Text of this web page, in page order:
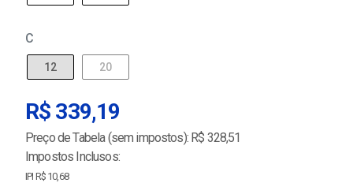
C
12 20
R$ 339,19
Preço de Tabela (sem impostos): R$ 328,51
Impostos Inclusos:
IPI R$ 10,68